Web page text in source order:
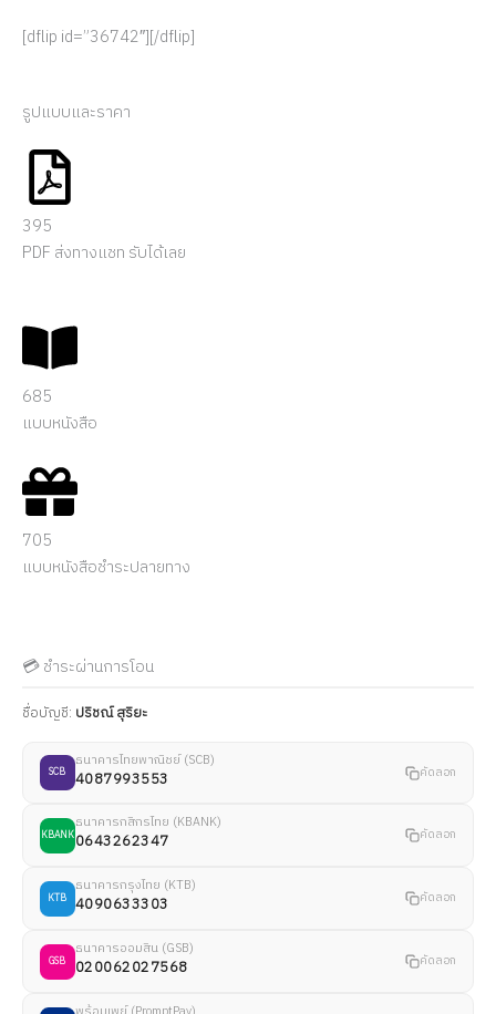
[dflip id=”36742″][/dflip]
รูปแบบและราคา
395
PDF ส่งทางแชท รับได้เลย
685
แบบหนังสือ
705
แบบหนังสือชำระปลายทาง
💳 ชำระผ่านการโอน
ชื่อบัญชี: ปริชณ์ สุริยะ
SCB
ธนาคารไทยพาณิชย์ (SCB)
4087993553 คัดลอก
KBANK
ธนาคารกสิกรไทย (KBANK)
0643262347 คัดลอก
KTB
ธนาคารกรุงไทย (KTB)
4090633303 คัดลอก
GSB
ธนาคารออมสิน (GSB)
020062027568 คัดลอก